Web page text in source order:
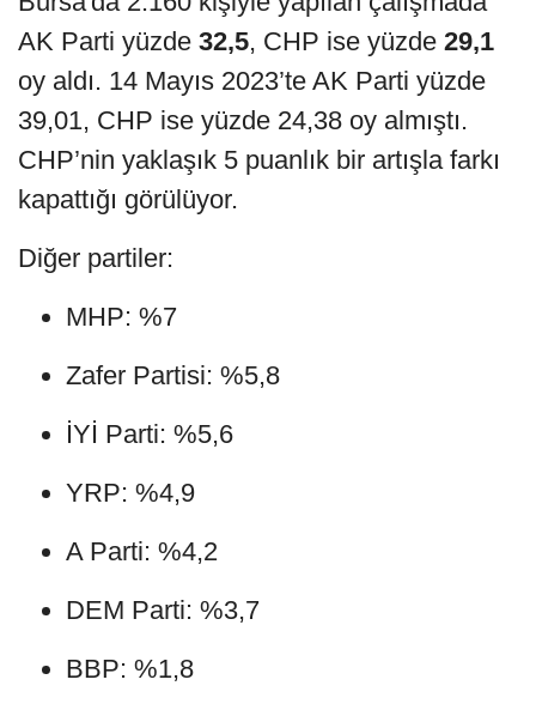
AK Parti yüzde 32,5, CHP ise yüzde 29,1
oy aldı. 14 Mayıs 2023’te AK Parti yüzde
39,01, CHP ise yüzde 24,38 oy almıştı.
CHP’nin yaklaşık 5 puanlık bir artışla farkı
kapattığı görülüyor.
Diğer partiler:
MHP: %7
Zafer Partisi: %5,8
İYİ Parti: %5,6
YRP: %4,9
A Parti: %4,2
DEM Parti: %3,7
BBP: %1,8